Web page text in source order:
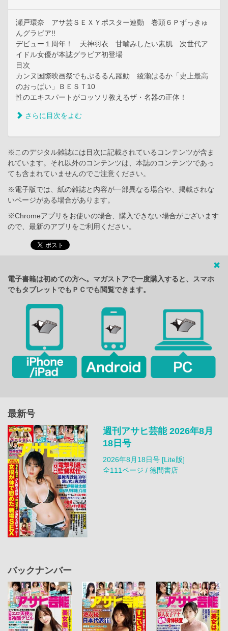
瀬戸環奈 アサ芸ＳＥＸＹポスター連動 巻頭６Ｐずっきゅ
んグラビア!!
デビュー１周年！ 天神羽衣 甘噛みしたい素肌 次世代ア
イドル女優が本誌グラビア初登場
目次
カンヌ国際映画祭でもぷるるん躍動 綾瀬はるか「史上最高
のおっぱい」ＢＥＳＴ10
性のエキスパートがコッソリ教えるザ・名器の正体！
さらに目次をよむ
※このデジタル雑誌には目次に記載されているコンテンツが含ま
れています。それ以外のコンテンツは、本誌のコンテンツであっ
ても含まれていませんのでご注意ください。
※電子版では、紙の雑誌と内容が一部異なる場合や、掲載されな
いページがある場合があります。
※Chromeアプリをお使いの場合、購入できない場合がございます
ので、最新のアプリをご利用ください。
電子書籍は初めての方へ。マガストアで一度購入すると、スマホ
でもタブレットでもＰＣでも閲覧できます。
最新号
週刊アサヒ芸能 2026年8月
18日号
2026年8月18日号 [Lite版]
全111ページ / 徳間書店
バックナンバー